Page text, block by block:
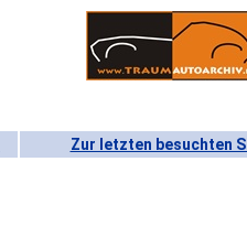
Zur letzten besuchten